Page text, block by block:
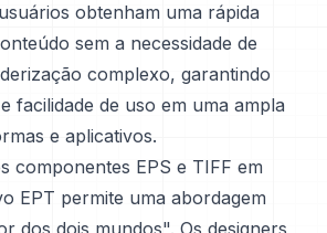
obtenham uma rápida
sem a necessidade de
complexo, garantindo
facilidade de uso em uma ampla
e aplicativos.
componentes EPS e TIFF em
EPT permite uma abordagem
dos dois mundos". Os designers